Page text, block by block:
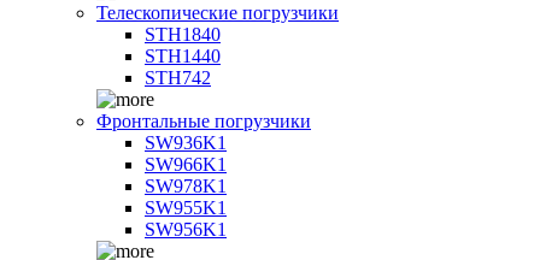
Телескопические погрузчики
STH1840
STH1440
STH742
Фронтальные погрузчики
SW936K1
SW966K1
SW978K1
SW955K1
SW956K1